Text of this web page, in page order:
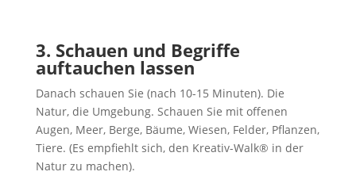
3. Schauen und Begriffe
auftauchen lassen
Danach schauen Sie (nach 10-15 Minuten). Die
Natur, die Umgebung. Schauen Sie mit offenen
Augen, Meer, Berge, Bäume, Wiesen, Felder, Pflanzen,
Tiere. (Es empfiehlt sich, den Kreativ-Walk® in der
Natur zu machen).